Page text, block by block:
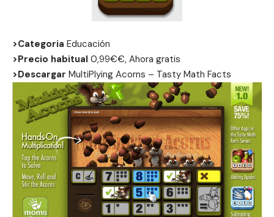
>Categoria Educación
>Precio habitual 0,99€€, Ahora gratis
>Descargar MultiPlying Acorns – Tasty Math Facts